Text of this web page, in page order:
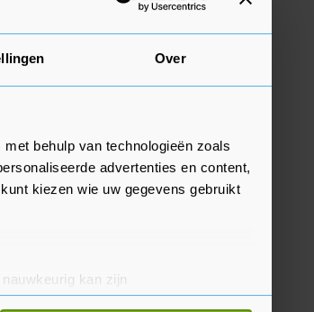
Over
behulp van technologieën zoals
advertenties en content,
kiezen wie uw gegevens gebruikt
kan zijn
(fingerprinting)